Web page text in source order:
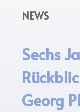
NEWS
Sechs
Georg